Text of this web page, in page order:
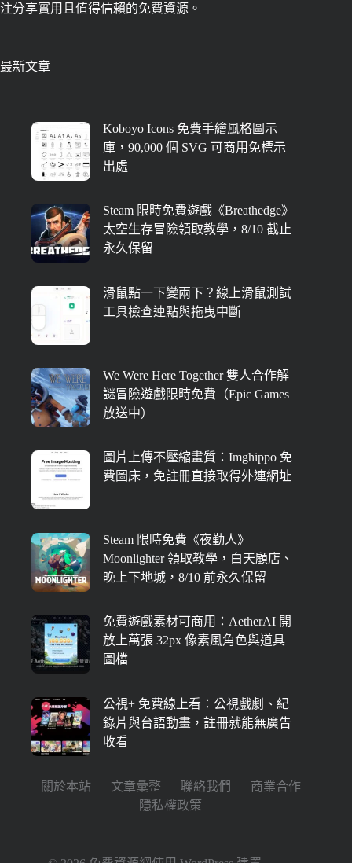
注分享實用且值得信賴的免費資源。
最新文章
Koboyo Icons 免費手繪風格圖示
庫，90,000 個 SVG 可商用免標示
出處
Steam 限時免費遊戲《Breathedge》
太空生存冒險領取教學，8/10 截止
永久保留
滑鼠點一下變兩下？線上滑鼠測試
工具檢查連點與拖曳中斷
We Were Here Together 雙人合作解
謎冒險遊戲限時免費（Epic Games
放送中）
圖片上傳不壓縮畫質：Imghippo 免
費圖床，免註冊直接取得外連網址
Steam 限時免費《夜勤人》
Moonlighter 領取教學，白天顧店、
晚上下地城，8/10 前永久保留
免費遊戲素材可商用：AetherAI 開
放上萬張 32px 像素風角色與道具
圖檔
公視+ 免費線上看：公視戲劇、紀
錄片與台語動畫，註冊就能無廣告
收看
關於本站 文章彙整 聯絡我們
商業合作
隱私權政策